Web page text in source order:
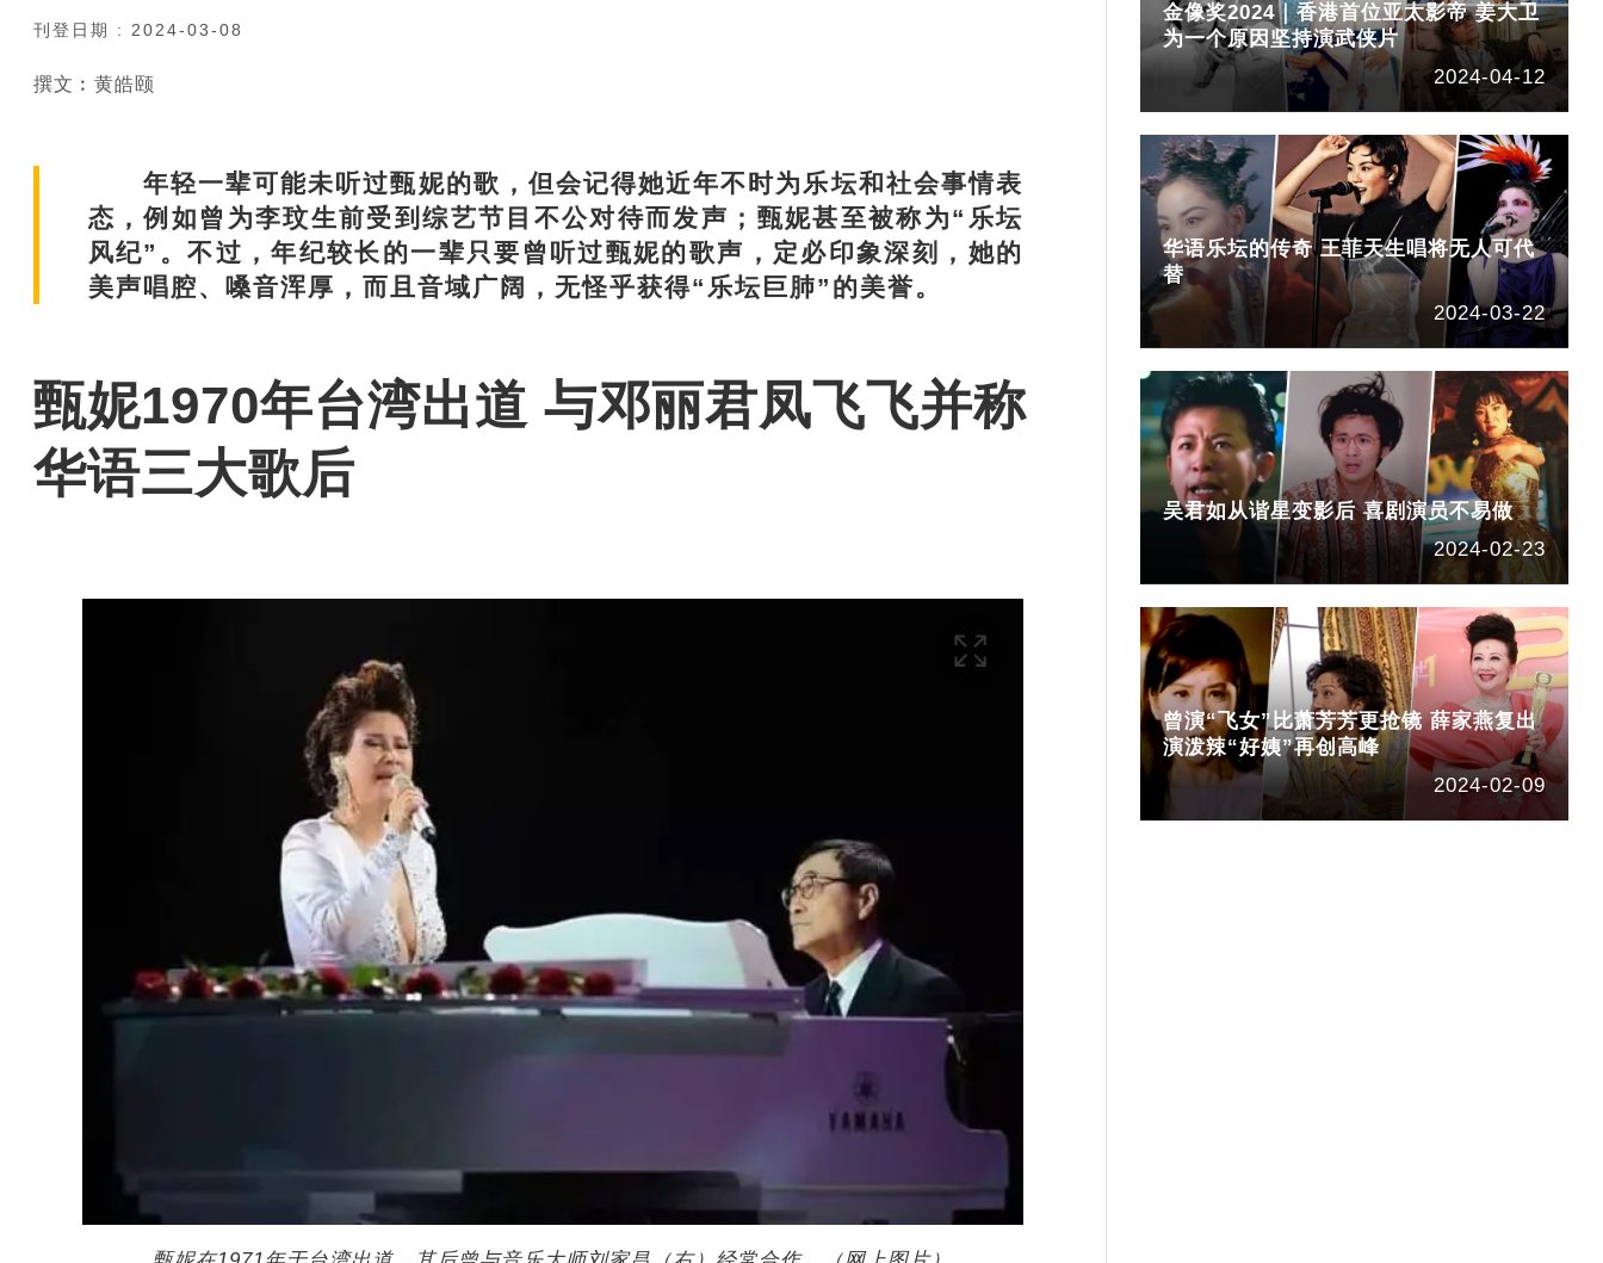
刊登日期 : 2024-03-08
撰文︰黄皓颐
年轻一辈可能未听过甄妮的歌，但会记得她近年不时为乐坛和社会事情表
态，例如曾为李玟生前受到综艺节目不公对待而发声；甄妮甚至被称为“乐坛
风纪”。不过，年纪较长的一辈只要曾听过甄妮的歌声，定必印象深刻，她的
美声唱腔、嗓音浑厚，而且音域广阔，无怪乎获得“乐坛巨肺”的美誉。
甄妮1970年台湾出道 与邓丽君凤飞飞并称
华语三大歌后
金像奖2024｜香港首位亚太影帝 姜大卫
为一个原因坚持演武侠片
2024-04-12
华语乐坛的传奇 王菲天生唱将无人可代
替
2024-03-22
吴君如从谐星变影后 喜剧演员不易做
2024-02-23
曾演“飞女”比萧芳芳更抢镜 薛家燕复出
演泼辣“好姨”再创高峰
2024-02-09